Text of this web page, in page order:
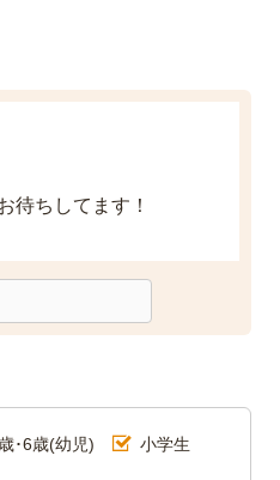
待ちしてます！
･6歳(幼児)
小学生